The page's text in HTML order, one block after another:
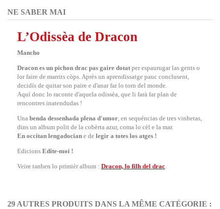
NE SABER MAI
L’Odissèa de Dracon
Mancho
Dracon es un pichon drac pas gaire dotat per espaurugar las gents o
lor faire de marrits còps. Après un aprendissatge pauc conclusent,
decidís de quitar son paire e d'anar far lo torn del monde.
Aquí donc lo raconte d'aquela odissèa, que li farà far plan de
rencontres inatendudas !
Una benda dessenhada plena d'umor, en sequéncias de tres vinhetas,
dins un album polit de la cobèrta azur, coma lo cèl e la mar.
En occitan lengadocian e de legir a totes los atges !
Edicions Edite-moi !
Veire tanben lo primièr album : Dracon, lo filh del drac.
29 AUTRES PRODUITS DANS LA MÊME CATÉGORIE :